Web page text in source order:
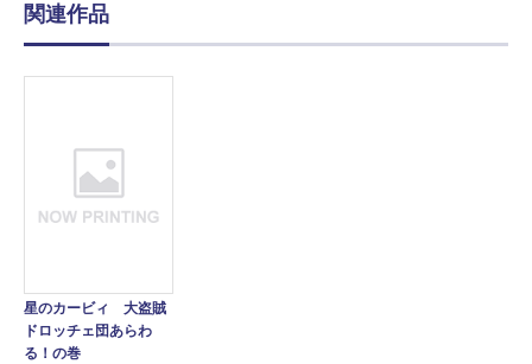
関連作品
星のカービィ 大盗賊
ドロッチェ団あらわ
る！の巻